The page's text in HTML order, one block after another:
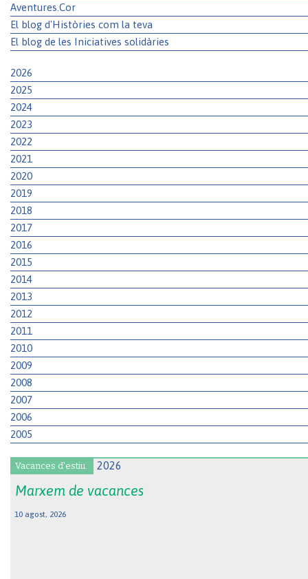
Aventures.Cor
El blog d'Històries com la teva
El blog de les Iniciatives solidàries
2026
2025
2024
2023
2022
2021
2020
2019
2018
2017
2016
2015
2014
2013
2012
2011
2010
2009
2008
2007
2006
2005
Vacances d'estiu.
Marxem de vacances
10 agost, 2026